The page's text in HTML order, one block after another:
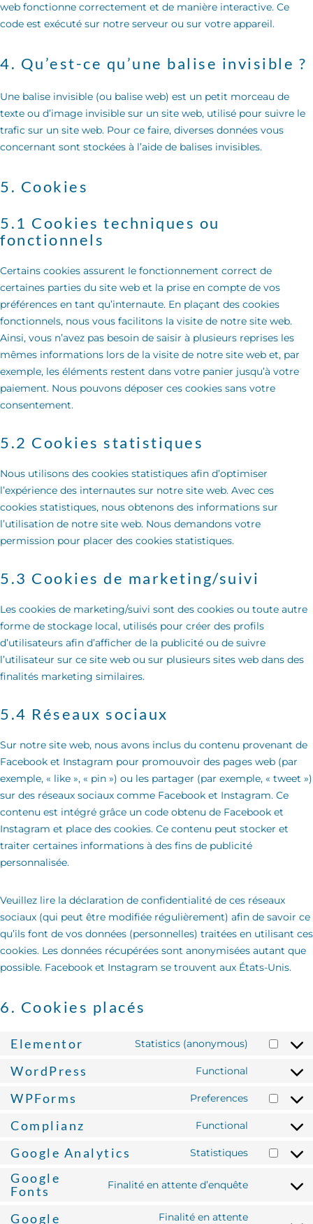
web fonctionne correctement et de manière interactive. Ce
code est exécuté sur notre serveur ou sur votre appareil.
4. Qu’est-ce qu’une balise invisible ?
Une balise invisible (ou balise web) est un petit morceau de
texte ou d’image invisible sur un site web, utilisé pour suivre le
trafic sur un site web. Pour ce faire, diverses données vous
concernant sont stockées à l’aide de balises invisibles.
5. Cookies
5.1 Cookies techniques ou
fonctionnels
Certains cookies assurent le fonctionnement correct de
certaines parties du site web et la prise en compte de vos
préférences en tant qu’internaute. En plaçant des cookies
fonctionnels, nous vous facilitons la visite de notre site web.
Ainsi, vous n’avez pas besoin de saisir à plusieurs reprises les
mêmes informations lors de la visite de notre site web et, par
exemple, les éléments restent dans votre panier jusqu’à votre
paiement. Nous pouvons déposer ces cookies sans votre
consentement.
5.2 Cookies statistiques
Nous utilisons des cookies statistiques afin d’optimiser
l’expérience des internautes sur notre site web. Avec ces
cookies statistiques, nous obtenons des informations sur
l’utilisation de notre site web. Nous demandons votre
permission pour placer des cookies statistiques.
5.3 Cookies de marketing/suivi
Les cookies de marketing/suivi sont des cookies ou toute autre
forme de stockage local, utilisés pour créer des profils
d’utilisateurs afin d’afficher de la publicité ou de suivre
l’utilisateur sur ce site web ou sur plusieurs sites web dans des
finalités marketing similaires.
5.4 Réseaux sociaux
Sur notre site web, nous avons inclus du contenu provenant de
Facebook et Instagram pour promouvoir des pages web (par
exemple, « like », « pin ») ou les partager (par exemple, « tweet »)
sur des réseaux sociaux comme Facebook et Instagram. Ce
contenu est intégré grâce un code obtenu de Facebook et
Instagram et place des cookies. Ce contenu peut stocker et
traiter certaines informations à des fins de publicité
personnalisée.
Veuillez lire la déclaration de confidentialité de ces réseaux
sociaux (qui peut être modifiée régulièrement) afin de savoir ce
qu’ils font de vos données (personnelles) traitées en utilisant ces
cookies. Les données récupérées sont anonymisées autant que
possible. Facebook et Instagram se trouvent aux États-Unis.
6. Cookies placés
Elementor Statistics (anonymous)
WordPress Functional
WPForms Preferences
Complianz Functional
Google Analytics Statistiques
Google
Fonts
Finalité en attente d’enquête
Google Finalité en attente